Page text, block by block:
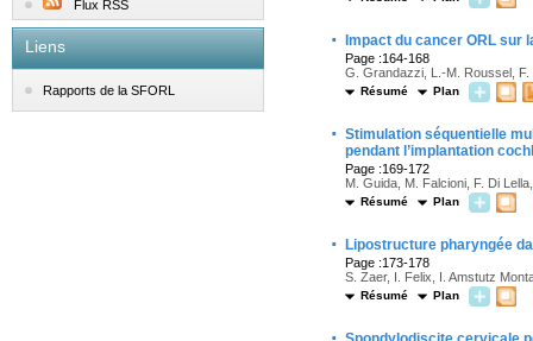
Flux RSS
Liens
Rapports de la SFORL
· Impact du cancer ORL sur
Page :164-168
G. Grandazzi, L.-M. Roussel, F.
Résumé Plan
· Stimulation séquentielle
pendant l’implantation
Page :169-172
M. Guida, M. Falcioni, F. Di
Résumé Plan
· Lipostructure pharyngée
Page :173-178
S. Zaer, I. Felix, I. Amstutz
Résumé Plan